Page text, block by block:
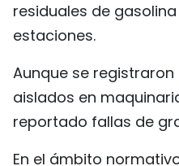
residuales de
estaciones.
Aunque se
aislados en
reportado fallas de
En el ámbito